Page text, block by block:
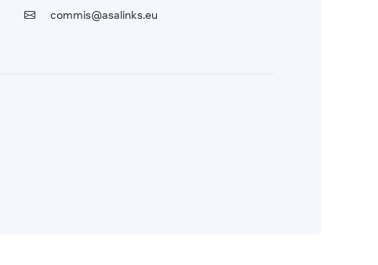
commis@asalinks.eu